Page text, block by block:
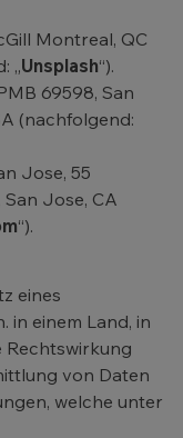
Montreal, QC
„Unsplash“).
69598, San
(nachfolgend:
Jose, 55
Jose, CA
“).
eines
in einem Land, in
Rechtswirkung
von Daten
welche unter